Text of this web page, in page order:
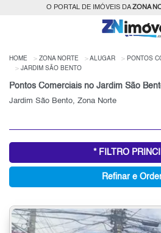
O PORTAL DE IMÓVEIS DAZONA
HOME ZONA NORTE ALUGAR
PONTOS
JARDIM SÃO BENTO
Jardim São Bento, Zona Norte
* FILTRO
Refinar e